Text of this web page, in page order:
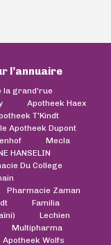
l’annuaire
la grand'rue
Apotheek Haex
T'Kindt
Apotheek Dupont
Mecla
HANSELIN
Du College
Pharmacie Zaman
Familia
Lechien
Multipharma
Apotheek Wolfs